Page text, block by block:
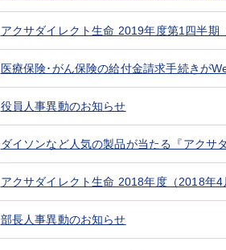
アクサダイレクト生命 2019年度第1四半期
医療保険･がん保険の給付金請求手続きが
役員人事異動のお知らせ
ダイソンなど人気の製品が当たる『アクサ
アクサダイレクト生命 2018年度（2018年
部長人事異動のお知らせ